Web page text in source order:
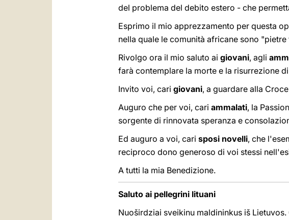
del problema del debito estero - che
Esprimo il mio apprezzamento per questa
nella quale le comunità africane sono
Rivolgo ora il mio saluto ai giovani, agli
farà contemplare la morte e la risurrezione
Invito voi, cari giovani, a guardare alla
Auguro che per voi, cari ammalati, la
sorgente di rinnovata speranza e
Ed auguro a voi, cari sposi novelli, che
reciproco dono generoso di voi stessi
A tutti la mia Benedizione.
Saluto ai pellegrini lituani
Nuoširdziai sveikinu maldininkus iš